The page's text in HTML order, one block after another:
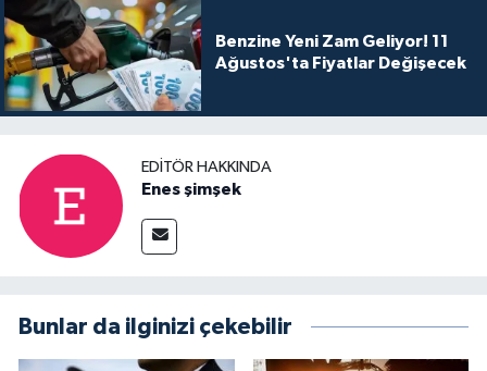
Benzine Yeni Zam Geliyor! 11
Ağustos'ta Fiyatlar Değişecek
EDITÖR HAKKINDA
Enes şimşek
Bunlar da ilginizi çekebilir